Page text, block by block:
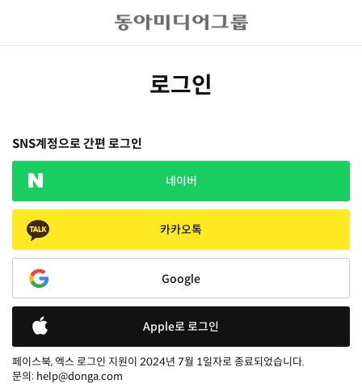
로그인
SNS계정으로 간편 로그인
네이버
카카오톡
Google
Apple로 로그인
페이스북, 엑스 로그인 지원이 2024년 7월 1일자로 종료되었습니다.
문의: help@donga.com